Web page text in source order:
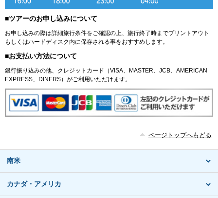
■ツアーのお申し込みについて
お申し込みの際は詳細旅行条件をご確認の上、旅行終了時までプリントアウト
もしくはハードディスク内に保存される事をおすすめします。
■お支払い方法について
銀行振り込みの他、クレジットカード（VISA、MASTER、JCB、AMERICAN
EXPRESS、DINERS）がご利用いただけます。
ページトップへもどる
南米
カナダ・アメリカ